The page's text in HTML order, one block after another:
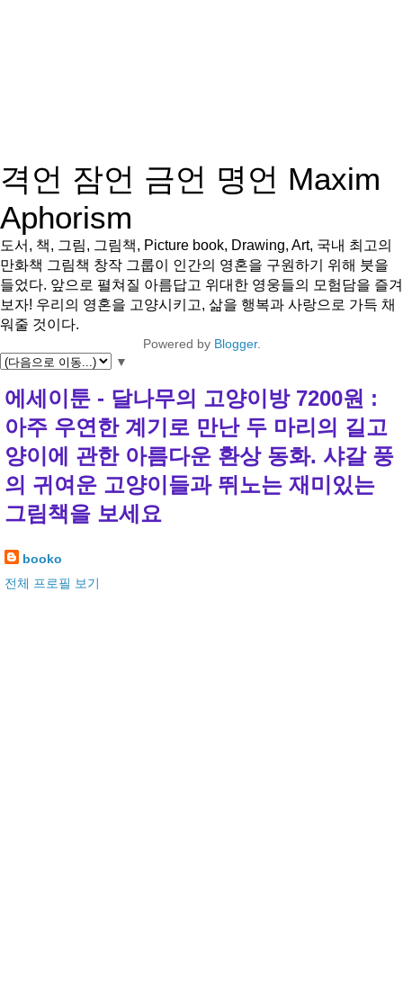
격언 잠언 금언 명언 Maxim
Aphorism
도서, 책, 그림, 그림책, Picture book, Drawing, Art, 국내 최고의
만화책 그림책 창작 그룹이 인간의 영혼을 구원하기 위해 붓을
들었다. 앞으로 펼쳐질 아름답고 위대한 영웅들의 모험담을 즐겨
보자! 우리의 영혼을 고양시키고, 삶을 행복과 사랑으로 가득 채
워줄 것이다.
Powered by Blogger.
▼
에세이툰 - 달나무의 고양이방 7200원 :
아주 우연한 계기로 만난 두 마리의 길고
양이에 관한 아름다운 환상 동화. 샤갈 풍
의 귀여운 고양이들과 뛰노는 재미있는
그림책을 보세요
booko
전체 프로필 보기